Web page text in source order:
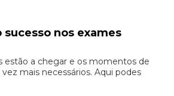
sucesso nos exames
estão a chegar e os momentos de
mais necessários. Aqui podes